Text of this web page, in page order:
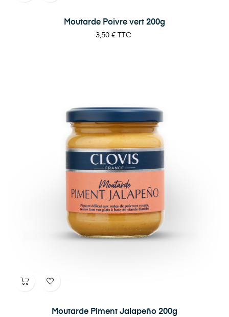
Moutarde Poivre vert 200g
Prix
3,50 € TTC
Moutarde Piment Jalapeño 200g